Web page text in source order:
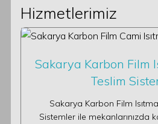
Hizmetlerimiz
Sakarya Karbon Film
Teslim
Sakarya Karbon Film
Sistemler ile mekanlarınızda